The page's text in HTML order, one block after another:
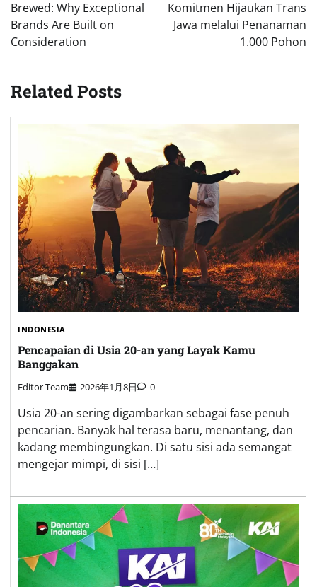
Brewed: Why Exceptional
Brands Are Built on
Consideration
Komitmen Hijaukan Trans
Jawa melalui Penanaman
1.000 Pohon
Related Posts
INDONESIA
Pencapaian di Usia 20-an yang Layak Kamu
Banggakan
Editor Team 2026年1月8日 0
Usia 20-an sering digambarkan sebagai fase penuh
pencarian. Banyak hal terasa baru, menantang, dan
kadang membingungkan. Di satu sisi ada semangat
mengejar mimpi, di sisi […]